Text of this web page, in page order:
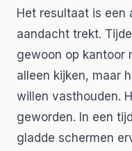
Het resultaat is een
aandacht trekt.
gewoon op kantoor
alleen kijken, maar
willen vasthouden.
geworden. In een
gladde schermen